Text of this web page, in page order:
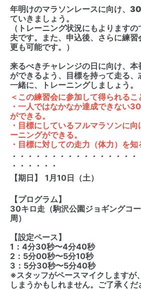
年明けのマラソンレースに向け、
ていきましょう。
（トレーニング状況にもよります
夫です。また、申込後、さらに練
更も可能です。）
来るべきチャレンジの日に向け、本
ができるよう、目標を持って走る、
一緒に、トレーニングしましょう。
＜この練習会に参加して得られるこ
・一人ではなかなか達成できない
ができる。
・目標にしているフルマラソンに
ーニングができる。
・目標に対しての走力（体力）を知
・・・・・・・・・・・・・・・・
・・・・・・
【期日】 1月10日（土）
【プログラム】
30キロ走（駒沢公園ジョギング
周）
【設定ペース】
1：4分30秒〜4分40秒
2：5分00秒〜5分10秒
3：5分30秒〜5分40秒
※スタッフがペースマイクしますが
しまうかもしれません。ご了承くだ